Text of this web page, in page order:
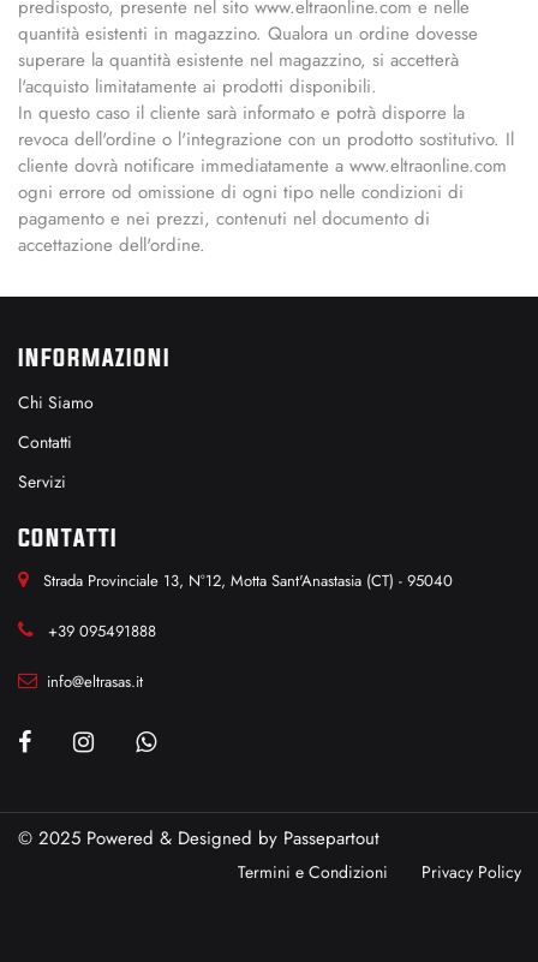
predisposto, presente nel sito www.eltraonline.com e nelle
quantità esistenti in magazzino. Qualora un ordine dovesse
superare la quantità esistente nel magazzino, si accetterà
l'acquisto limitatamente ai prodotti disponibili.
In questo caso il cliente sarà informato e potrà disporre la
revoca dell'ordine o l'integrazione con un prodotto sostitutivo. Il
cliente dovrà notificare immediatamente a www.eltraonline.com
ogni errore od omissione di ogni tipo nelle condizioni di
pagamento e nei prezzi, contenuti nel documento di
accettazione dell'ordine.
INFORMAZIONI
Chi Siamo
Contatti
Servizi
CONTATTI
Strada Provinciale 13, N°12, Motta Sant'Anastasia (CT) - 95040
+39 095491888
info@eltrasas.it
© 2025 Powered & Designed by Passepartout
Termini e Condizioni Privacy Policy